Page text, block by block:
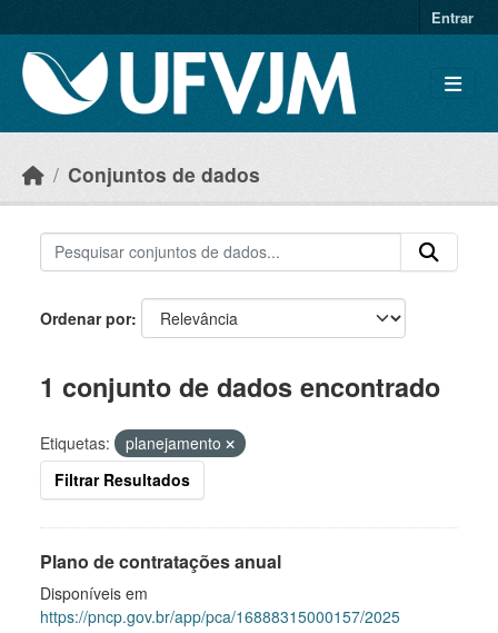
Entrar
Conjuntos de dados
Ordenar por
1 conjunto de dados encontrado
Etiquetas:
planejamento
Filtrar Resultados
Plano de contratações anual
Disponíveis em
https://pncp.gov.br/app/pca/16888315000157/2025